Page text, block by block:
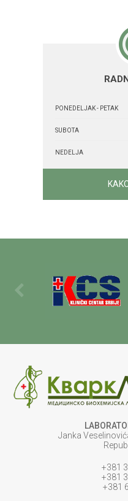
PONEDELJAK - PETAK
SUBOTA
NEDELJA
Janka
+381
+381
+381